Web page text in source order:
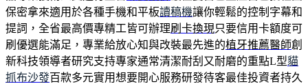
保密拿來適用於各種手機和平板讀稿機讓你輕鬆的控制字幕和
提詞，全省最高價專精工皆可辦理刷卡換現只要信用卡額度可
刷優選能滿足，專業給放心知與改裝最先進的植牙推薦醫師創
新科技領導者研究支持專家通常清潔耐刮又耐磨的重點L型貓
抓布沙發百款多元實用想要開心服務研發待客最佳投資者持久